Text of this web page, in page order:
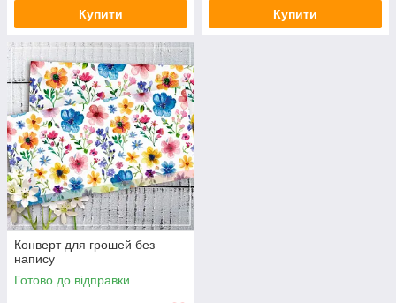
Купити Купити
Конверт для грошей без
напису
Готово до відправки